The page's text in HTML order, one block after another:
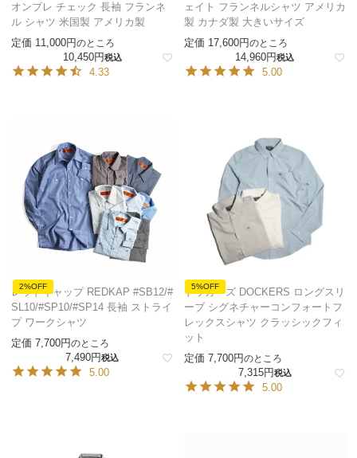
オンブレ チェック 長袖 フランネ
ル シャツ 米国製 アメリカ製
定価 11,000 のところ
10,450 税込
4.33
ェイト フランネルシャツ アメリカ
製 カナダ製 大きいサイズ
定価 17,600 のところ
14,960 税込
5.00
2%OFF
レッドキャップ REDKAP #SB12/#
SL10/#SP10/#SP14 長袖 ストライ
プ ワークシャツ
定価 7,700 のところ
7,490 税込
5.00
5%OFF
ドッカーズ DOCKERS ロングスリ
ーブ シグネチャーコンフォートフ
レックスシャツ クラッシックフィ
ット
定価 7,700 のところ
7,315 税込
5.00